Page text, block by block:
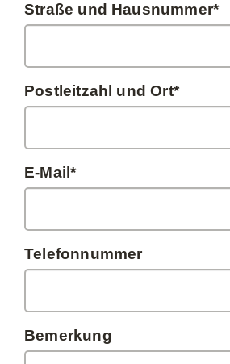
Straße und Hausnummer*
Postleitzahl und Ort*
E-Mail*
Telefonnummer
Bemerkung